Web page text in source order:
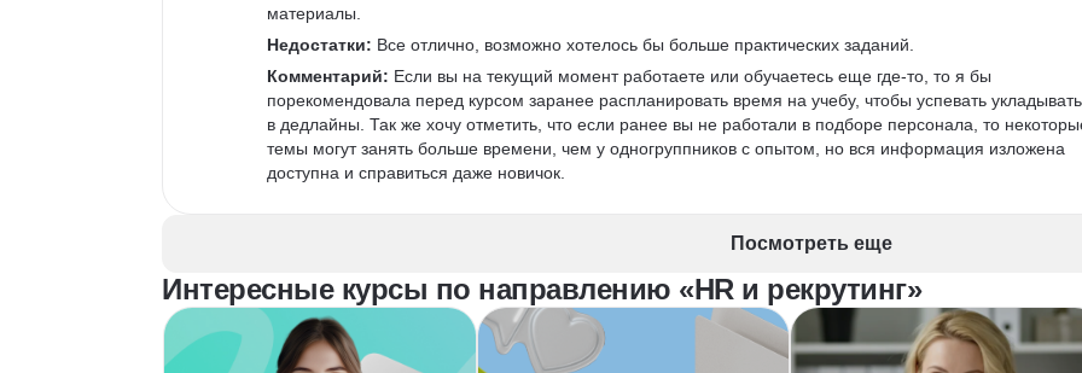
материалы.
Недостатки: Все отлично, возможно хотелось бы больше практических заданий.
Комментарий: Если вы на текущий момент работаете или обучаетесь еще где-то, то я бы
порекомендовала перед курсом заранее распланировать время на учебу, чтобы успевать
в дедлайны. Так же хочу отметить, что если ранее вы не работали в подборе персонала, то
темы могут занять больше времени, чем у одногруппников с опытом, но вся информация изложена
доступна и справиться даже новичок.
Посмотреть еще
Интересные курсы по направлению «HR и рекрутинг»